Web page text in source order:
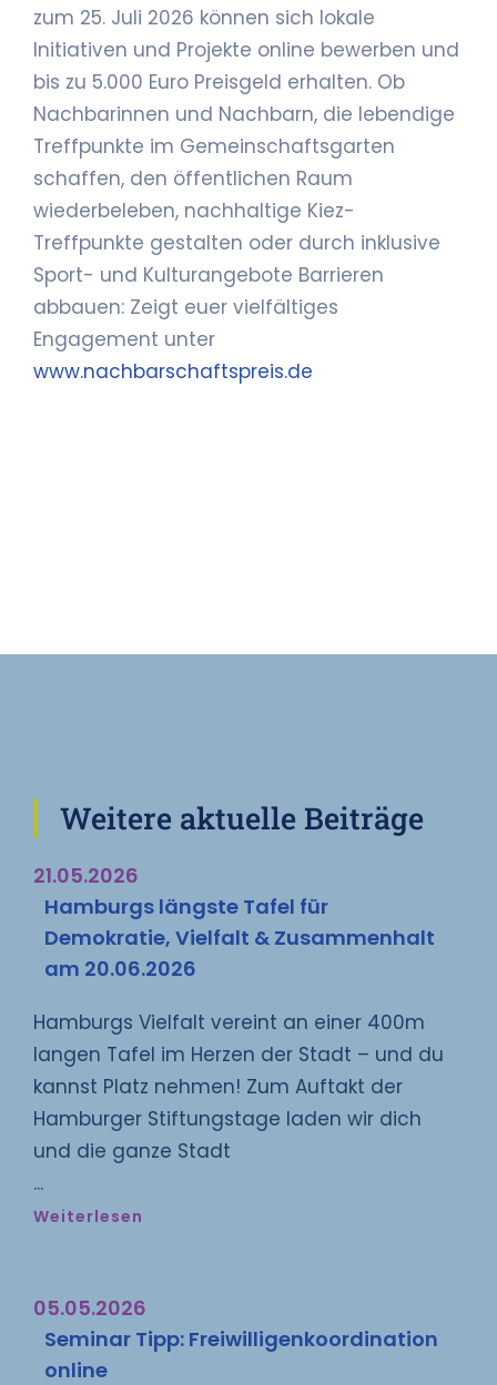
zum 25. Juli 2026 können sich lokale
Initiativen und Projekte online bewerben und
bis zu 5.000 Euro Preisgeld erhalten. Ob
Nachbarinnen und Nachbarn, die lebendige
Treffpunkte im Gemeinschaftsgarten
schaffen, den öffentlichen Raum
wiederbeleben, nachhaltige Kiez-
Treffpunkte gestalten oder durch inklusive
Sport- und Kulturangebote Barrieren
abbauen: Zeigt euer vielfältiges
Engagement unter
www.nachbarschaftspreis.de
Weitere aktuelle Beiträge
21.05.2026
Hamburgs längste Tafel für
Demokratie, Vielfalt & Zusammenhalt
am 20.06.2026
Hamburgs Vielfalt vereint an einer 400m
langen Tafel im Herzen der Stadt – und du
kannst Platz nehmen! Zum Auftakt der
Hamburger Stiftungstage laden wir dich
und die ganze Stadt
Weiterlesen
05.05.2026
Seminar Tipp: Freiwilligenkoordination
online